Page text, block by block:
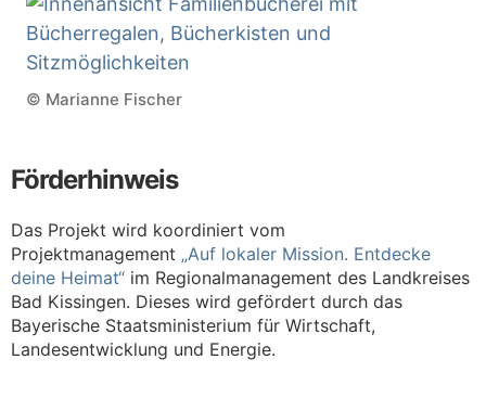
© Marianne Fischer
Förderhinweis
Das Projekt wird koordiniert vom
Projektmanagement „Auf lokaler Mission. Entdecke
deine Heimat“ im Regionalmanagement des Landkreises
Bad Kissingen. Dieses wird gefördert durch das
Bayerische Staatsministerium für Wirtschaft,
Landesentwicklung und Energie.